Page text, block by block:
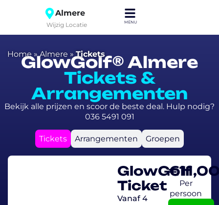
Home »Almere »Tickets
Almere
Wijzig Locatie
GlowGolf® Almere
Tickets &
Arrangementen
Bekijk alle prijzen en scoor de beste deal. Hulp nodig?
036 5491 091
Tickets Arrangementen Groepen
GlowGolf
Ticket
Vanaf 4
€
Per
persoon